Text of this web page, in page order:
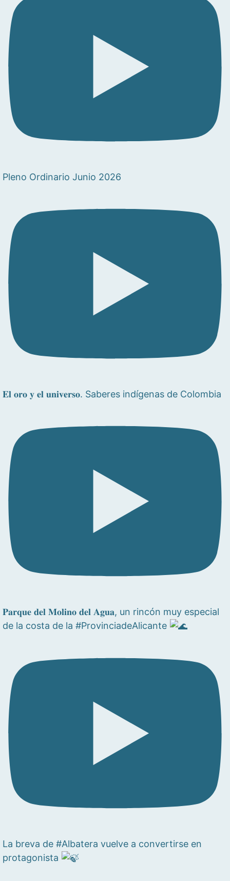
Pleno Ordinario Junio 2026
𝐄𝐥 𝐨𝐫𝐨 𝐲 𝐞𝐥 𝐮𝐧𝐢𝐯𝐞𝐫𝐬𝐨. Saberes indígenas de Colombia
𝐏𝐚𝐫𝐪𝐮𝐞 𝐝𝐞𝐥 𝐌𝐨𝐥𝐢𝐧𝐨 𝐝𝐞𝐥 𝐀𝐠𝐮𝐚, un rincón muy especial
de la costa de la #ProvinciadeAlicante
La breva de #Albatera vuelve a convertirse en
protagonista